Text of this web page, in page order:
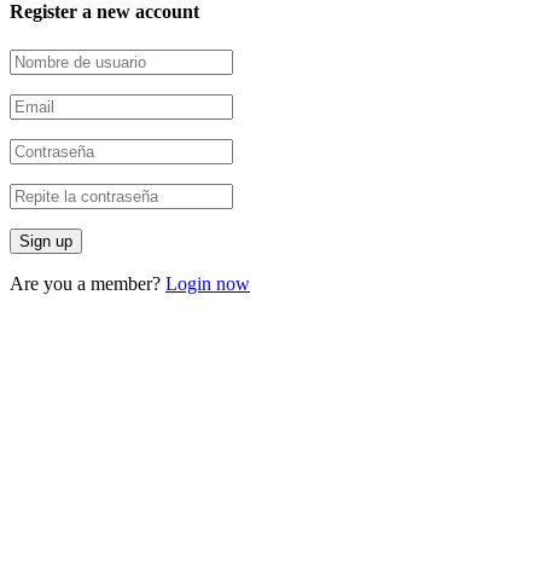
Register a new account
Are you a member? Login now